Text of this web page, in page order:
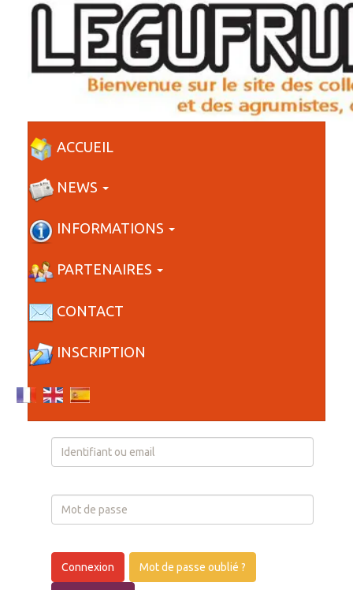
ACCUEIL
NEWS
INFORMATIONS
PARTENAIRES
CONTACT
INSCRIPTION
Login
Connexion Mot de passe oublié ?